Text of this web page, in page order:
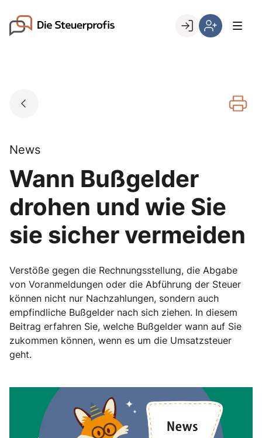
content
Go to landing page.
registrieren,
News
Wann Bußgelder
drohen und wie Sie
sie sicher vermeiden
Verstöße gegen die Rechnungsstellung, die Abgabe
von Voranmeldungen oder die Abführung der Steuer
können nicht nur Nachzahlungen, sondern auch
empfindliche Bußgelder nach sich ziehen. In diesem
Beitrag erfahren Sie, welche Bußgelder wann auf Sie
zukommen können, wenn es um die Umsatzsteuer
geht.